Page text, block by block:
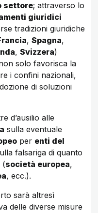
settore; attraverso lo
giuridici
tradizioni giuridiche
, Spagna,
, Svizzera)
solo favorisca la
i confini nazionali,
di soluzioni
d’ausilio alle
sulla eventuale
per enti del
falsariga di quanto
(società europea,
, ecc.).
sarà altresì
delle diverse misure